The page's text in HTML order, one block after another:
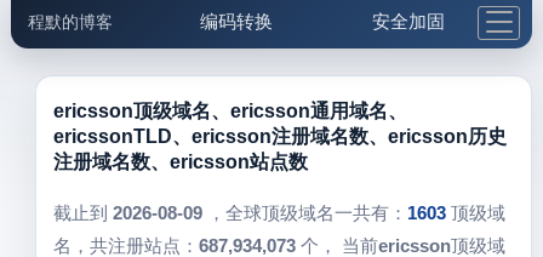
程默的博客 编码转换 安全加固
邮件工具 生活便民 更多工具
5.1支付宝大红包
ericsson顶级域名、ericsson通用域名、
ericssonTLD、ericsson注册域名数、ericsson历史
注册域名数、ericsson站点数
截止到 2026-08-09，全球顶级域名一共有： 1603 顶级域
名，共注册站点： 687,934,073 个， 当前ericsson顶级域